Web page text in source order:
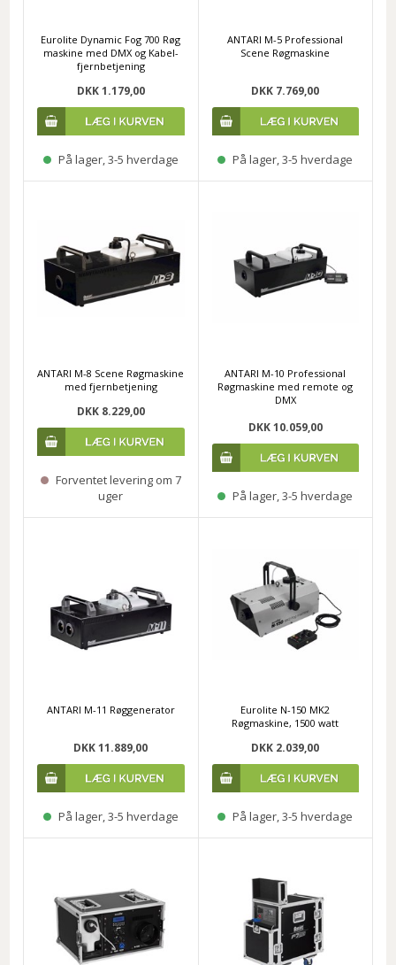
Eurolite Dynamic Fog 700 Røg
maskine med DMX og Kabel-
fjernbetjening
DKK 1.179,00
På lager, 3-5 hverdage
ANTARI M-5 Professional
Scene Røgmaskine
DKK 7.769,00
På lager, 3-5 hverdage
ANTARI M-8 Scene Røgmaskine
med fjernbetjening
DKK 8.229,00
Forventet levering om 7
uger
ANTARI M-10 Professional
Røgmaskine med remote og
DMX
DKK 10.059,00
På lager, 3-5 hverdage
ANTARI M-11 Røggenerator
DKK 11.889,00
På lager, 3-5 hverdage
Eurolite N-150 MK2
Røgmaskine, 1500 watt
DKK 2.039,00
På lager, 3-5 hverdage